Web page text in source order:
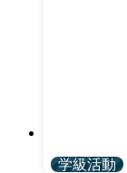
学級活動